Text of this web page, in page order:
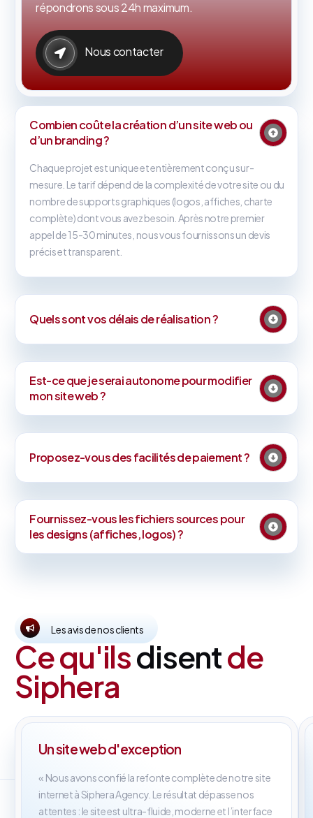
répondrons sous 24h maximum.
Nous contacter
Combien coûte la création d’un site web ou
d’un branding ?
Chaque projet est unique et entièrement conçu sur-
mesure. Le tarif dépend de la complexité de votre site ou du
nombre de supports graphiques (logos, affiches, charte
complète) dont vous avez besoin. Après notre premier
appel de 15-30 minutes, nous vous fournissons un devis
précis et transparent.
Quels sont vos délais de réalisation ?
Est-ce que je serai autonome pour modifier
mon site web ?
Proposez-vous des facilités de paiement ?
Fournissez-vous les fichiers sources pour
les designs (affiches, logos) ?
Les avis de nos clients
Ce qu'ilsdisentde
Siphera
Un site web d'exception
« Nous avons confié la refonte complète de notre site
internet à Siphera Agency. Le résultat dépasse nos
attentes : le site est ultra-fluide, moderne et l’interface